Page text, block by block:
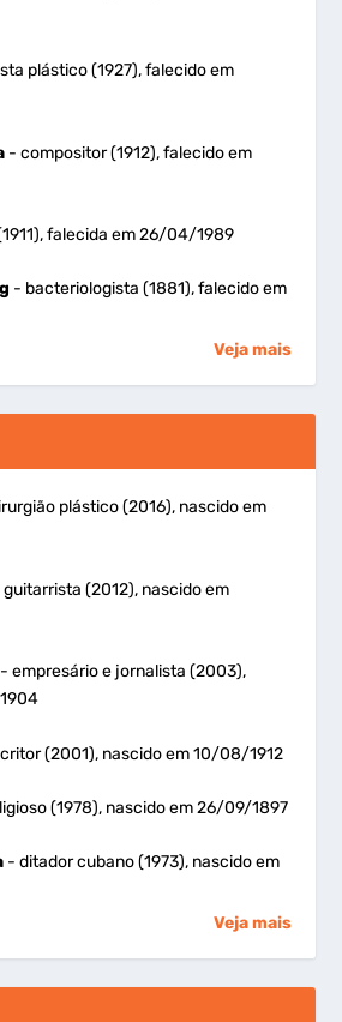
plástico (1927), falecido em
- compositor (1912), falecido em
falecida em 26/04/1989
- bacteriologista (1881), falecido em
Veja mais
plástico (2016), nascido em
guitarrista (2012), nascido em
- empresário e jornalista (2003),
(2001), nascido em 10/08/1912
(1978), nascido em 26/09/1897
- ditador cubano (1973), nascido em
Veja mais